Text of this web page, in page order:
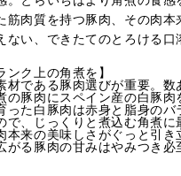
筋肉質を持つ豚肉、その肉
ない、できたてのとろける口
ンク上の角煮を】
材である豚肉選びが重要。数
の豚肉にスペイン産の白豚肉
った白豚肉は赤身と脂身のバ
で、じっくりと煮込む角煮に
本来の美味しさがぐっと引き
る豚肉の甘みはやみつき必